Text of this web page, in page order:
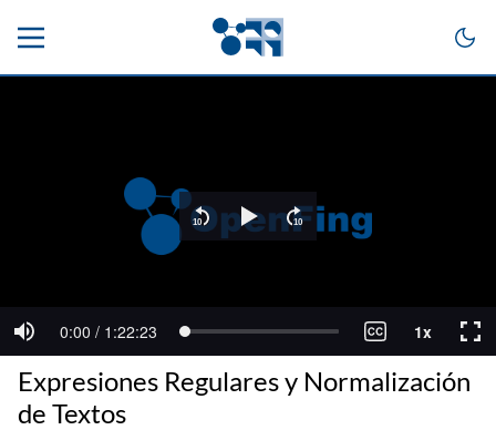
Expresiones Regulares y Normalización
de Textos